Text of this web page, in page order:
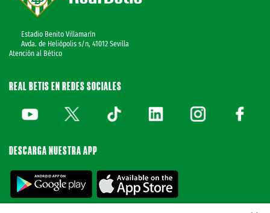
Estadio Benito Villamarín
Avda. de Heliópolis s/n, 41012 Sevilla
Atención al Bético
REAL BETIS EN REDES SOCIALES
DESCARGA NUESTRA APP